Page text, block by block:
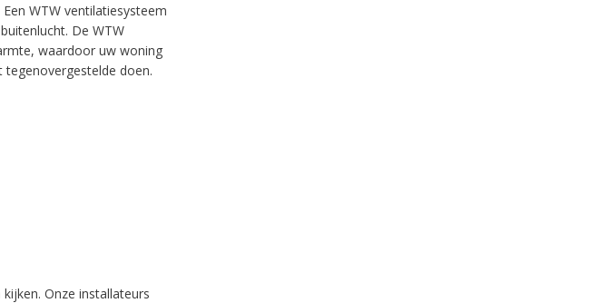
WTW ventilatiesysteem
De WTW
waardoor uw woning
doen.
Onze installateurs